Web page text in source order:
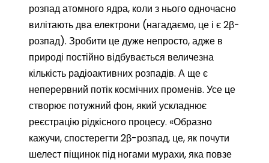
розпад атомного ядра, коли з нього одночасно
вилітають два електрони (нагадаємо, це і є 2β-
розпад). Зробити це дуже непросто, адже в
природі постійно відбувається величезна
кількість радіоактивних розпадів. А ще є
неперервний потік космічних променів. Усе це
створює потужний фон, який ускладнює
реєстрацію рідкісного процесу. «Образно
кажучи, спостерегти 2β-розпад, це, як почути
шелест піщинок під ногами мурахи, яка повзе